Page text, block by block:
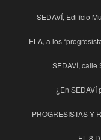
SEDAVÍ, Edificio
ELA, a los
SEDAVÍ, calle
¿En SEDAVÍ
PROGRESISTAS Y